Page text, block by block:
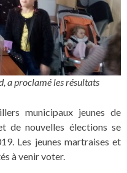
a proclamé les résultats
municipaux jeunes de
de nouvelles élections se
Les jeunes martraises et
à venir voter.